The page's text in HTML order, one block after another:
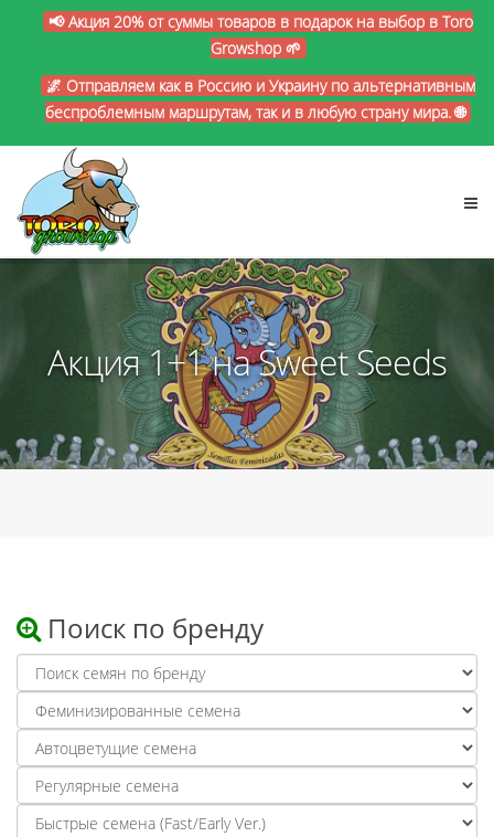
📢 Акция 20% от суммы товаров в подарок на выбор в Toro
Growshop 🌱
🌌 Отправляем как в Россию и Украину по альтернативным
беспроблемным маршрутам, так и в любую страну мира. 🌐
Акция 1+1 на Sweet Seeds
Поиск по бренду